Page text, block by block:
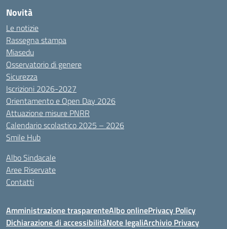
Novità
Le notizie
Rassegna stampa
Miasedu
Osservatorio di genere
Sicurezza
Iscrizioni 2026-2027
Orientamento e Open Day 2026
Attuazione misure PNRR
Calendario scolastico 2025 – 2026
Smile Hub
Albo Sindacale
Aree Riservate
Contatti
Amministrazione trasparenteAlbo onlinePrivacy Policy
Dichiarazione di accessibilitàNote legaliArchivio Privacy